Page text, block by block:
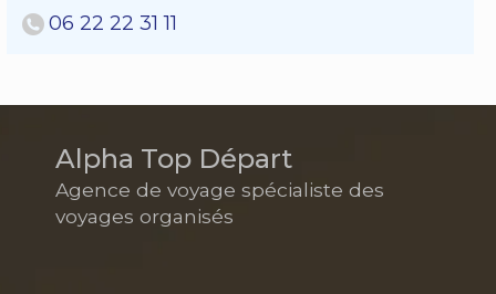
06 22 22 31 11
Alpha Top Départ
Agence de voyage spécialiste des
voyages organisés